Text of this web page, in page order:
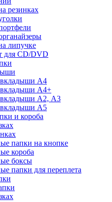
резинках
липучке
для CD/DVD
А4
А4+
А2, А3
А5
и короба
папки на кнопке
короба
боксы
папки для переплета